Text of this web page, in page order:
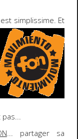
simplissime. Et
... partager sa